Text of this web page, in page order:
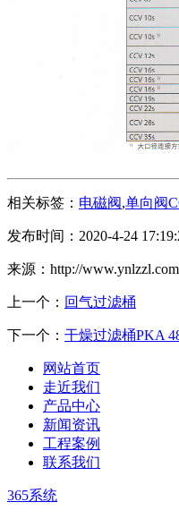
相关标签： 电磁阀,单向阀
发布时间：2020-4-24
来源：http://
上一个： 回气过滤桶
下一个： 干燥过滤桶PKA
网站首页
走近我们
产品中心
新闻资讯
工程案例
联系我们
365系统